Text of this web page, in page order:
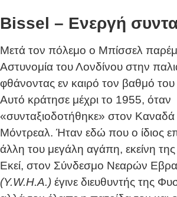
Bissel – Ενεργή
Μετά τον πόλεμο ο Μπίσσελ
Αστυνομία του Λονδίνου στην
φθάνοντας εν καιρό τον βαθμό
Αυτό κράτησε μέχρι το 1955, όταν
«συνταξιοδοτήθηκε» στον
Μόντρεαλ. Ήταν εδώ που ο ίδιος
άλλη του μεγάλη αγάπη, εκείνη
Εκεί, στον Σύνδεσμο Νεαρών
(Y.W.H.A.) έγινε διευθυντής της